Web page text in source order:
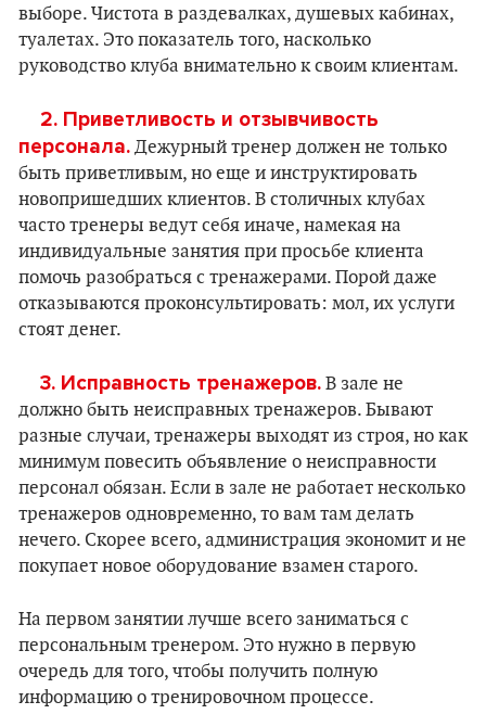
выборе. Чистота в раздевалках, душевых кабинах,
туалетах. Это показатель того, насколько
руководство клуба внимательно к своим клиентам.
2. Приветливость и отзывчивость
персонала. Дежурный тренер должен не только
быть приветливым, но еще и инструктировать
новопришедших клиентов. В столичных клубах
часто тренеры ведут себя иначе, намекая на
индивидуальные занятия при просьбе клиента
помочь разобраться с тренажерами. Порой даже
отказываются проконсультировать: мол, их услуги
стоят денег.
3. Исправность тренажеров. В зале не
должно быть неисправных тренажеров. Бывают
разные случаи, тренажеры выходят из строя, но как
минимум повесить объявление о неисправности
персонал обязан. Если в зале не работает несколько
тренажеров одновременно, то вам там делать
нечего. Скорее всего, администрация экономит и не
покупает новое оборудование взамен старого.
На первом занятии лучше всего заниматься с
персональным тренером. Это нужно в первую
очередь для того, чтобы получить полную
информацию о тренировочном процессе.